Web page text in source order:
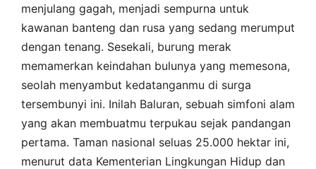
menjulang gagah, menjadi sempurna untuk
kawanan banteng dan rusa yang sedang merumput
dengan tenang. Sesekali, burung merak
memamerkan keindahan bulunya yang memesona,
seolah menyambut kedatanganmu di surga
tersembunyi ini. Inilah Baluran, sebuah simfoni alam
yang akan membuatmu terpukau sejak pandangan
pertama. Taman nasional seluas 25.000 hektar ini,
menurut data Kementerian Lingkungan Hidup dan